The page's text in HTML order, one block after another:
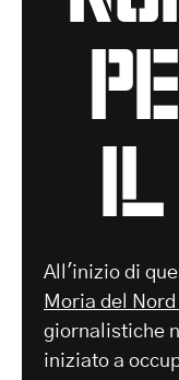
il
All'inizio di
Moria del Nord
giornalistiche
iniziato a